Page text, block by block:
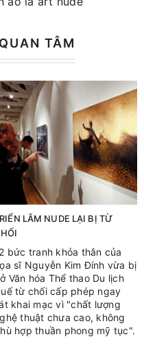
TÂM
LÃM NUDE LẠI BỊ TỪ
bức tranh khỏa thân của
sĩ Nguyễn Kim Đính vừa bị
Văn hóa Thể thao Du lịch
từ chối cấp phép ngay
khai mạc vì "chất lượng
thuật chưa cao, không
hợp thuần phong mỹ tục".